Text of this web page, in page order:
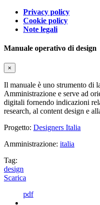
Privacy policy
Cookie policy
Note legali
Manuale operativo di design
×
Il manuale è uno strumento di
Amministrazione e serve ad
digitali fornendo indicazioni
research, al content design e
Progetto: Designers Italia
Amministrazione: italia
Tag:
design
Scarica
pdf